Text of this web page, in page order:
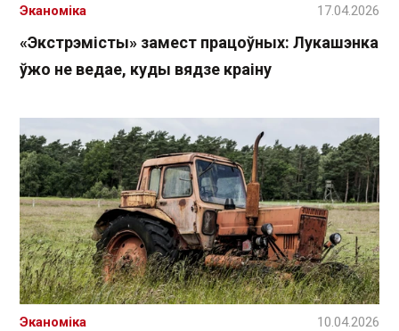
«Экстрэмісты» замест працоўных: Лукашэнка
ўжо не ведае, куды вядзе краіну
Эканоміка 17.04.2026
Эканоміка 10.04.2026